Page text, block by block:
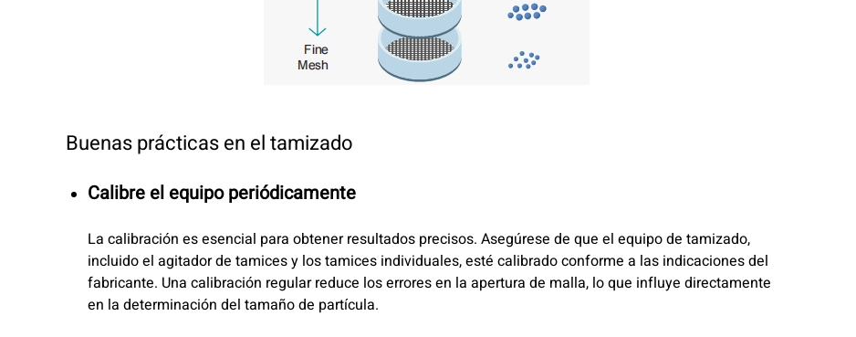
Buenas prácticas en el tamizado
Calibre el equipo periódicamente
La calibración es esencial para obtener resultados precisos. Asegúrese de que el equipo de tamizado,
incluido el agitador de tamices y los tamices individuales, esté calibrado conforme a las indicaciones del
fabricante. Una calibración regular reduce los errores en la apertura de malla, lo que influye directamente
en la determinación del tamaño de partícula.